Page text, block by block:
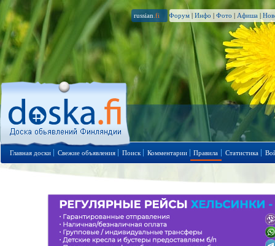
russian .fi Форум | Инфо | Фото | Афиша |
Главная доски Свежие объявления Поиск Комментарии Правила Статистика